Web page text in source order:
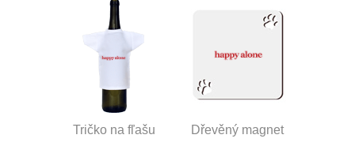
Tričko na fľašu Dřevěný magnet